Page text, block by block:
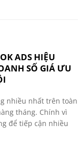
ADS HIỆU
SỐ GIÁ ƯU
nhiều nhất trên toàn
tháng. Chính vì
để tiếp cận nhiều